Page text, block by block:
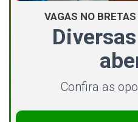
VAGAS NO
Confira as